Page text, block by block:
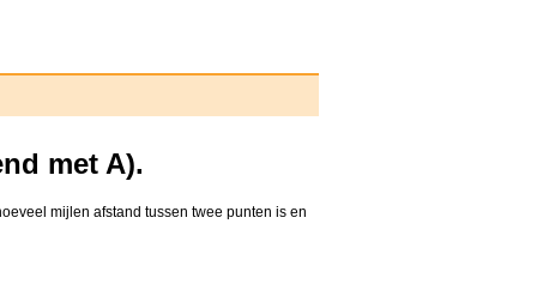
met A).
mijlen afstand tussen twee punten is en